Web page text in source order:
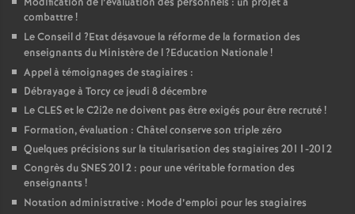
combattre!
Le Conseil d ?Etat désavoue la réforme de la formation des
enseignants du Ministère de l?Education Nationale!
Appel à témoignages de stagiaires :
Débrayage à Torcy ce jeudi 8 décembre
LeCLESet le C2i2e ne doivent pas être exigés pour être recruté!
Formation, évaluation : Châtel conserve son triple zéro
Quelques précisions sur la titularisation des stagiaires 2011-2012
Congrès duSNES2012 : pour une véritable formation des
enseignants !
Notation administrative : Mode d’emploi pour les stagiaires